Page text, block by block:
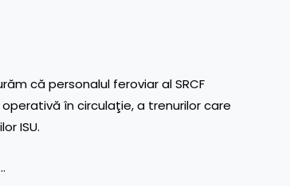
că personalul feroviar al SRCF
în circulaţie, a trenurilor care
ISU.